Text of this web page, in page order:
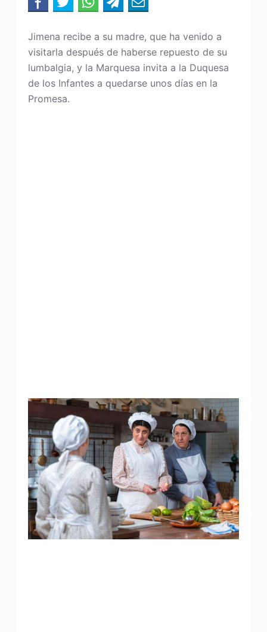
Jimena recibe a su madre, que ha venido a
visitarla después de haberse repuesto de su
lumbalgia, y la Marquesa invita a la Duquesa
de los Infantes a quedarse unos días en la
Promesa.